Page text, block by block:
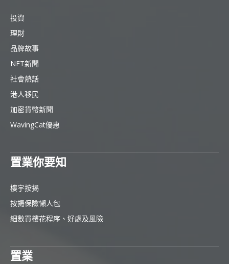
投資
理財
品牌故事
NFT新聞
社會熱話
港人移民
加密貨幣新聞
WavingCat優惠
置業你要知
樓宇按揭
按揭保險懶人包
細數買樓花程序、好處及風險
置業